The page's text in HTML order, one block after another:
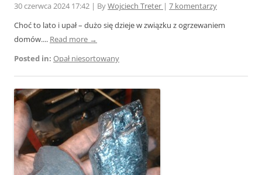
30 czerwca 2024 17:42 | ByWojciech Treter | 7 komentarzy
Choć to lato i upał – dużo się dzieje w związku z ogrzewaniem
domów.... Read more →
Posted in: Opał niesortowany